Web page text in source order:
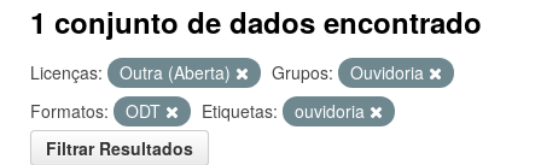
1 conjunto de dados encontrado
Licenças: Outra (Aberta) Grupos:
Ouvidoria
Formatos:
ODT Etiquetas:
ouvidoria
Filtrar Resultados